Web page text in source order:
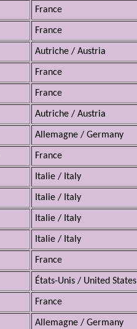
France
France
Autriche / Austria
France
France
Autriche / Austria
Allemagne / Germany
France
Italie / Italy
Italie / Italy
Italie / Italy
Italie / Italy
France
États-Unis / United States
France
Allemagne / Germany